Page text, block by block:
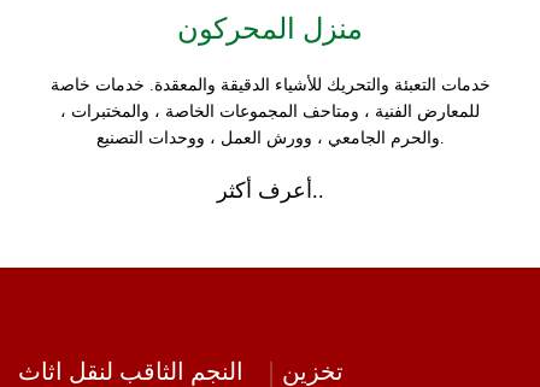
منزل المحركون
خدمات التعبئة والتحريك للأشياء الدقيقة والمعقدة. خدمات خاصة
للمعارض الفنية ، ومتاحف المجموعات الخاصة ، والمختبرات ،
والحرم الجامعي ، وورش العمل ، ووحدات التصنيع.
أعرف أكثر..
النجم الثاقب لنقل اثاث
تخزين